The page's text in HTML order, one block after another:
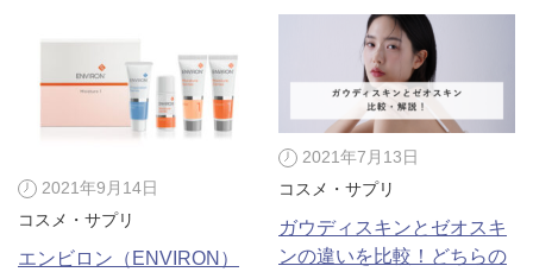
2021年9月14日
コスメ・サプリ
エンビロン（ENVIRON）
2021年7月13日
コスメ・サプリ
ガウディスキンとゼオスキ
ンの違いを比較！どちらの